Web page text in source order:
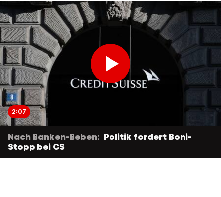
2:07
Nach Banken-Beben: Politik fordert Boni-
Stopp bei CS